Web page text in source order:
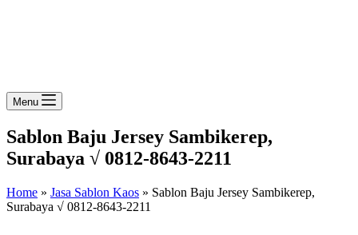
Menu
Sablon Baju Jersey Sambikerep,
Surabaya √ 0812-8643-2211
Home » Jasa Sablon Kaos » Sablon Baju Jersey Sambikerep,
Surabaya √ 0812-8643-2211